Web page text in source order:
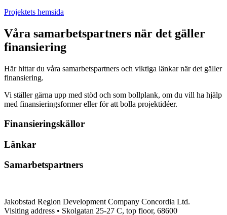
Projektets hemsida
Våra samarbetspartners när det gäller
finansiering
Här hittar du våra samarbetspartners och viktiga länkar när det gäller
finansiering.
Vi ställer gärna upp med stöd och som bollplank, om du vill ha hjälp
med finansieringsformer eller för att bolla projektidéer.
Finansieringskällor
Länkar
Samarbetspartners
Jakobstad Region Development Company Concordia Ltd.
Visiting address • Skolgatan 25-27 C, top floor, 68600